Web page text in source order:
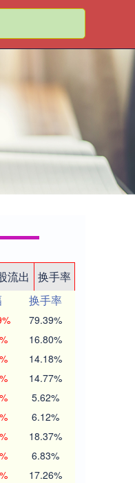
流出
换手率
换手率
79.39%
16.80%
14.18%
14.77%
5.62%
6.12%
18.37%
6.83%
17.26%